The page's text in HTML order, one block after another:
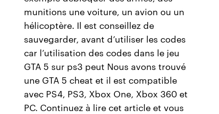
munitions une voiture, un avion ou un
hélicoptère. Il est conseillez de
sauvegarder, avant d’utiliser les codes
car l’utilisation des codes dans le jeu
GTA 5 sur ps3 peut Nous avons trouvé
une GTA 5 cheat et il est compatible
avec PS4, PS3, Xbox One, Xbox 360 et
PC. Continuez à lire cet article et vous